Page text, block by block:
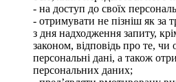
- на доступ до своїх
- отримувати не пізніш як за
з дня надходження запиту,
законом, відповідь про те, чи
персональні дані, а також
персональних даних;